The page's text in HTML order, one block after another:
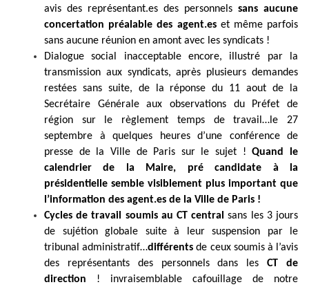
avis des représentant.es des personnels sans aucune
concertation préalable des agent.eset même parfois
sans aucune réunion en amont avec les syndicats !
Dialogue social inacceptable encore, illustré par la
transmission aux syndicats, après plusieurs demandes
restées sans suite, de la réponse du 11 aout de la
Secrétaire Générale aux observations du Préfet de
région sur le règlement temps de travail…le 27
septembre à quelques heures d’une conférence de
presse de la Ville de Paris sur le sujet !Quand le
calendrier de la Maire, pré candidate à la
présidentielle semble visiblement plus important que
l’information des agent.es de la Ville de Paris !
Cycles de travail soumis au CT central
sans les 3 jours
de sujétion globale suite à leur suspension par le
tribunal administratif…différents de ceux soumis à l’avis
des représentants des personnels dans lesCT de
direction ! invraisemblable cafouillage de notre